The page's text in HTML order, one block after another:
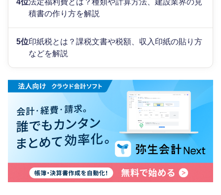
積書の作り方を解説
5位印紙税とは？課税文書や税額、収入印紙の貼り方
などを解説